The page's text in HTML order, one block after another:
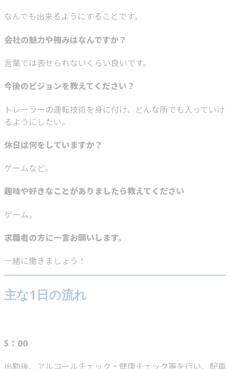
なんでも出来るようにすることです。
会社の魅力や強みはなんですか？
言葉では表せられないくらい良いです。
今後のビジョンを教えてください？
トレーラーの運転技術を身に付け、どんな所でも入っていけ
るようにしたい。
休日は何をしていますか？
ゲームなど。
趣味や好きなことがありましたら教えてください
ゲーム。
求職者の方に一言お願いします。
一緒に働きましょう！
主な1日の流れ
5：00
出勤後、アルコールチェック・健康チェック等を行い、配車